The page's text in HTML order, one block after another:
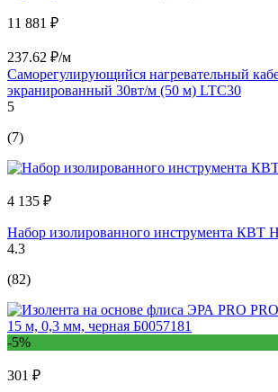
11 881 ₽
237.62 ₽/м
Cаморегулирующийся нагревательный
экранированный 30вт/м (50 м) LTC30
5
(7)
4 135 ₽
Набор изолированного инструмента КВТ
4.3
(82)
-5%
301 ₽